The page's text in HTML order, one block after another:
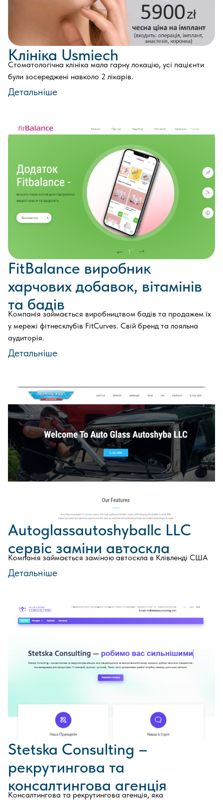
Клініка Usmiech
Стоматологічна клініка мала гарну локацію, усі пацієнти
були зосереджені навколо 2 лікарів.
Детальніше
FitBalance виробник
харчових добавок, вітамінів
та бадів
Компанія займається виробництвом бадів та продажем їх
у мережі фітнесклубів FitCurves. Свій бренд та лояльна
аудиторія.
Детальніше
Autoglassautoshyballc LLC
сервіс заміни автоскла
Компанія займається заміною автоскла в Клівленді США
Детальніше
Stetska Consulting –
рекрутингова та
консалтингова агенція
Консалтингова та рекрутингова агенція, яка